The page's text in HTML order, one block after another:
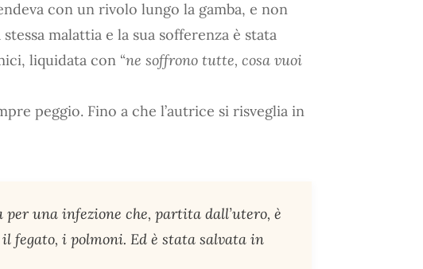
con un rivolo lungo la gamba, e non
malattia e la sua sofferenza è stata
liquidata con “ne soffrono tutte, cosa vuoi
peggio. Fino a che l’autrice si risveglia in
per una infezione che, partita dall’utero, è
fegato, i polmoni. Ed è stata salvata in